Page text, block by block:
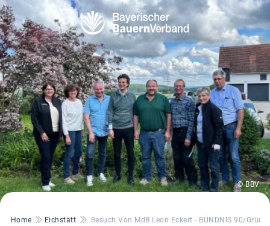
© BBV
Pfadnavigation
Home Eichstätt Besuch Von MdB Leon Eckert - BÜNDNIS 90/